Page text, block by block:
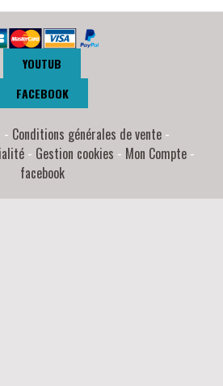
YOUTUB
FACEBOOK
Conditions générales de vente
Gestion cookies
Mon Compte
facebook